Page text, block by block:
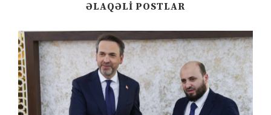
ƏLAQƏLI POSTLAR